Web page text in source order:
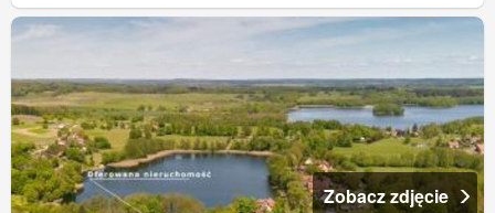
Zobacz zdjęcie